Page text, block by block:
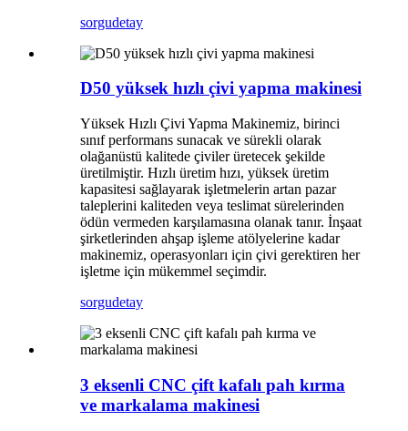
sorgudetay
D50 yüksek hızlı çivi yapma makinesi
Yüksek Hızlı Çivi Yapma Makinemiz, birinci
sınıf performans sunacak ve sürekli olarak
olağanüstü kalitede çiviler üretecek şekilde
üretilmiştir. Hızlı üretim hızı, yüksek üretim
kapasitesi sağlayarak işletmelerin artan pazar
taleplerini kaliteden veya teslimat sürelerinden
ödün vermeden karşılamasına olanak tanır. İnşaat
şirketlerinden ahşap işleme atölyelerine kadar
makinemiz, operasyonları için çivi gerektiren her
işletme için mükemmel seçimdir.
sorgudetay
3 eksenli CNC çift kafalı pah kırma
ve markalama makinesi